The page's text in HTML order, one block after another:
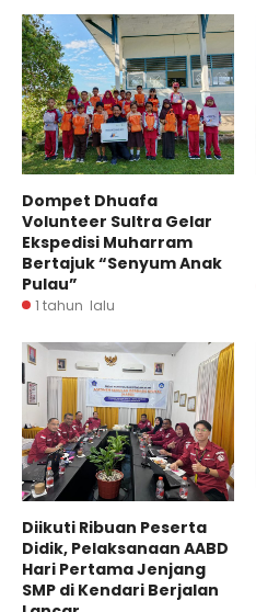
Dompet Dhuafa
Volunteer Sultra Gelar
Ekspedisi Muharram
Bertajuk “Senyum Anak
Pulau”
1 tahun lalu
Diikuti Ribuan Peserta
Didik, Pelaksanaan AABD
Hari Pertama Jenjang
SMP di Kendari Berjalan